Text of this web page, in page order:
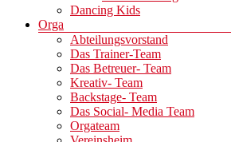
Dancing Kids
Orga
Abteilungsvorstand
Das Trainer-Team
Das Betreuer- Team
Kreativ- Team
Backstage- Team
Das Social- Media Team
Orgateam